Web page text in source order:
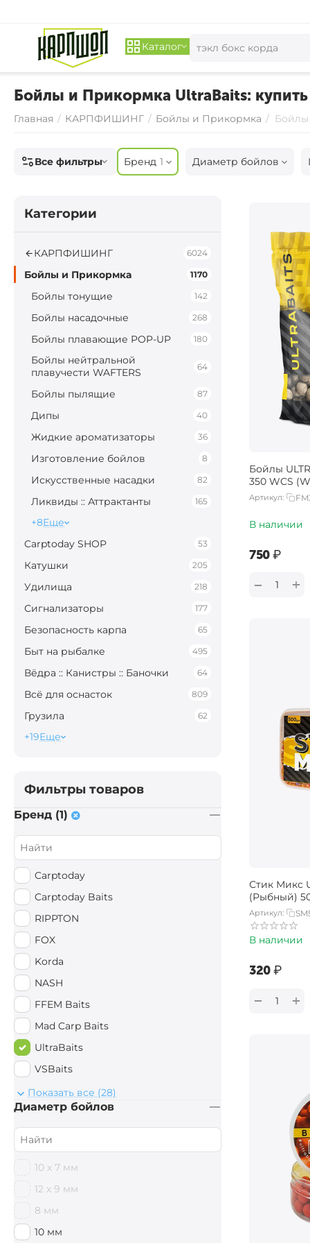
Каталог
Бойлы и Прикормка UltraBaits: купить
Главная / КАРПФИШИНГ / Бойлы и Прикормка /
Все фильтры Бренд 1 Диаметр бойлов
Бойлы
350 WCS
Артикул:
В наличии
‍750‍₽
+
−
Стик Микс
(Рыбный)
Артикул:
В наличии
‍320‍₽
+
−
Категории
КАРПФИШИНГ 6024
Бойлы и Прикормка 1170
Бойлы тонущие 142
Бойлы насадочные 268
Бойлы плавающие POP-UP 180
Бойлы нейтральной
плавучести WAFTERS
64
Бойлы пылящие 87
Дипы 40
Жидкие ароматизаторы 36
Изготовление бойлов 8
Искусственные насадки 82
Ликвиды :: Аттрактанты 165
+8Еще
Carptoday SHOP
53
Катушки 205
Удилища 218
Сигнализаторы 177
Безопасность карпа 65
Быт на рыбалке 495
Вёдра :: Канистры :: Баночки 64
Всё для оснасток 809
Грузила 62
+19Еще
Фильтры товаров
Бренд (1)
Carptoday
Carptoday Baits
RIPPTON
FOX
Korda
NASH
FFEM Baits
Mad Carp Baits
UltraBaits
VSBaits
StarBaits
Поймал - Отпусти
Drennan
Anaconda
Показать все (28)
Диаметр бойлов
10 х 7 мм
12 х 9 мм
8 мм
10 мм